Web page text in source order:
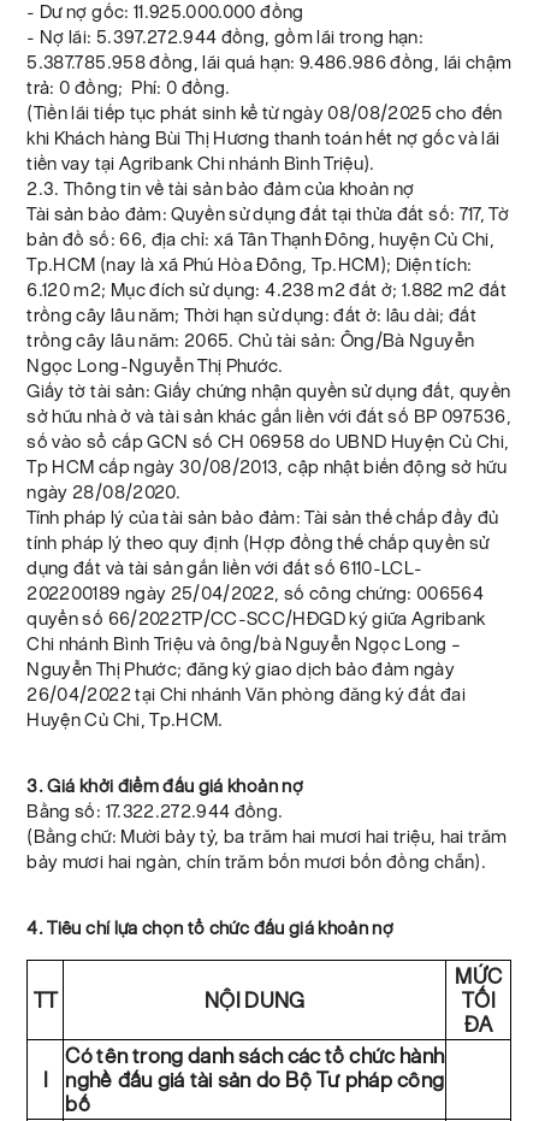
- Dư nợ gốc: 11.925.000.000 đồng
- Nợ lãi: 5.397.272.944 đồng, gồm lãi trong hạn:
5.387.785.958 đồng, lãi quá hạn: 9.486.986 đồng, lãi chậm
trả: 0 đồng; Phí: 0 đồng.
(Tiền lãi tiếp tục phát sinh kể từ ngày 08/08/2025 cho đến
khi Khách hàng Bùi Thị Hương thanh toán hết nợ gốc và lãi
tiền vay tại Agribank Chi nhánh Bình Triệu).
2.3. Thông tin về tài sản bảo đảm của khoản nợ
Tài sản bảo đảm: Quyền sử dụng đất tại thửa đất số: 717, Tờ
bản đồ số: 66, địa chỉ: xã Tân Thạnh Đông, huyện Củ Chi,
Tp.HCM (nay là xã Phú Hòa Đông, Tp.HCM); Diện tích:
6.120 m2; Mục đích sử dụng: 4.238 m2 đất ở; 1.882 m2 đất
trồng cây lâu năm; Thời hạn sử dụng: đất ở: lâu dài; đất
trồng cây lâu năm: 2065. Chủ tài sản: Ông/Bà Nguyễn
Ngọc Long-Nguyễn Thị Phước.
Giấy tờ tài sản: Giấy chứng nhận quyền sử dụng đất, quyền
sở hữu nhà ở và tài sản khác gắn liền với đất số BP 097536,
số vào sổ cấp GCN số CH 06958 do UBND Huyện Củ Chi,
Tp HCM cấp ngày 30/08/2013, cập nhật biến động sở hữu
ngày 28/08/2020.
Tính pháp lý của tài sản bảo đảm: Tài sản thế chấp đầy đủ
tính pháp lý theo quy định (Hợp đồng thế chấp quyền sử
dụng đất và tài sản gắn liền với đất số 6110-LCL-
202200189 ngày 25/04/2022, số công chứng: 006564
quyển số 66/2022TP/CC-SCC/HĐGD ký giữa Agribank
Chi nhánh Bình Triệu và ông/bà Nguyễn Ngọc Long –
Nguyễn Thị Phước; đăng ký giao dịch bảo đảm ngày
26/04/2022 tại Chi nhánh Văn phòng đăng ký đất đai
Huyện Củ Chi, Tp.HCM.
3. Giá khởi điểm đấu giá khoản nợ
Bằng số: 17.322.272.944 đồng.
(Bằng chữ: Mười bảy tỷ, ba trăm hai mươi hai triệu, hai trăm
bảy mươi hai ngàn, chín trăm bốn mươi bốn đồng chẵn).
4. Tiêu chí lựa chọn tổ chức đấu giá khoản nợ
TT NỘI DUNG
MỨC
TỐI
ĐA
I
Có tên trong danh sách các tổ chức hành
nghề đấu giá tài sản do Bộ Tư pháp công
bố